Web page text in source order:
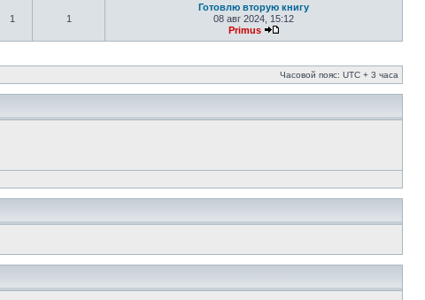
1 1
Готовлю вторую книгу
08 авг 2024, 15:12
Primus
Часовой пояс: UTC + 3 часа